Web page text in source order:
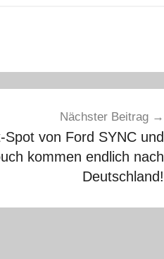
Nächster Beitrag
Spot von Ford SYNC und
kommen endlich nach
Deutschland!